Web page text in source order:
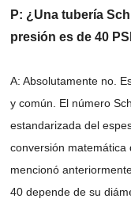
P: ¿Una tubería
presión es de 40
A: Absolutamente no.
y común. El número
estandarizada del
conversión
mencionó
40 depende de su